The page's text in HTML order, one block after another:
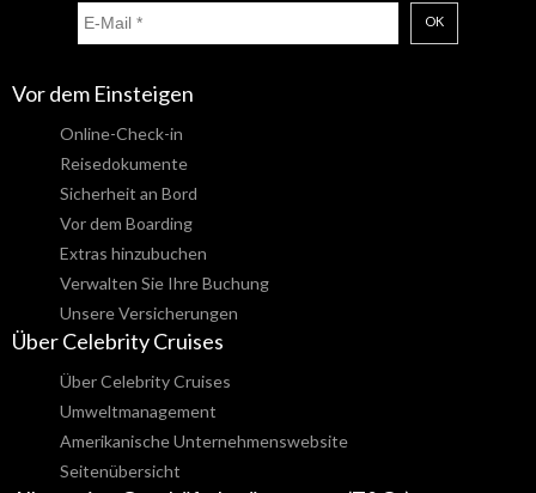
OK
Vor dem Einsteigen
Online-Check-in
Reisedokumente
Sicherheit an Bord
Vor dem Boarding
Extras hinzubuchen
Verwalten Sie Ihre Buchung
Unsere Versicherungen
Über Celebrity Cruises
Über Celebrity Cruises
Umweltmanagement
Amerikanische Unternehmenswebsite
Seitenübersicht